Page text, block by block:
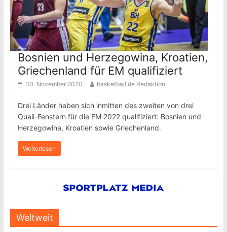
Bosnien und Herzegowina, Kroatien,
Griechenland für EM qualifiziert
30. November 2020 basketball.de Redaktion
Drei Länder haben sich inmitten des zweiten von drei
Quali-Fenstern für die EM 2022 qualifiziert: Bosnien und
Herzegowina, Kroatien sowie Griechenland.
Weiterlesen
Weltweit